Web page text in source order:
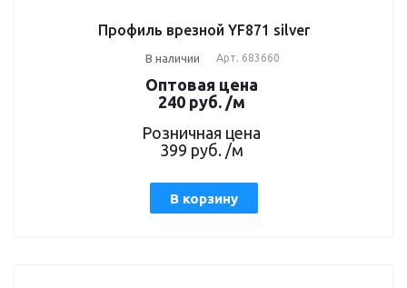
Профиль врезной YF871 silver
В наличии Арт. 683660
Оптовая цена
240 руб./м
Розничная цена
399 руб. /м
В корзину